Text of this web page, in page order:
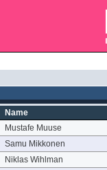
Name
Mustafe Muuse
Samu Mikkonen
Niklas Wihlman